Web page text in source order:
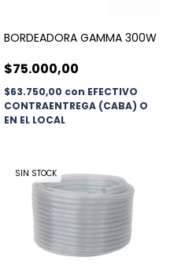
BORDEADORA GAMMA 300W
$75.000,00
$63.750,00 con EFECTIVO
CONTRAENTREGA (CABA) O
EN EL LOCAL
SIN STOCK